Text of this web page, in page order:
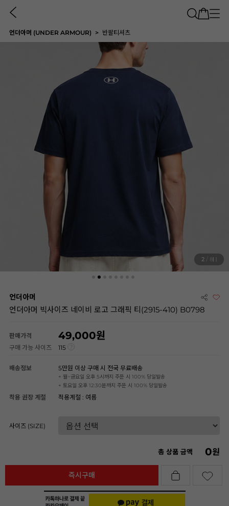
언더아머 (UNDER ARMOUR) 반팔티셔츠
3 / 8
언더아머
언더아머 빅사이즈 네이비 로고 그래픽 티(2915-410) B0798
판매가격 49,000
구매 가능 사이즈 115
배송정보 5만원 이상 구매 시 전국 무료배송
+ 월~금요일 오후 5시까지 주문 시 100% 당일발송
+ 토요일 오후 12:30분까지 주문 시 100% 당일발송
착용 권장 계절 적용계절 : 여름
사이즈 (SIZE)
총 상품 금액 0원
즉시구매